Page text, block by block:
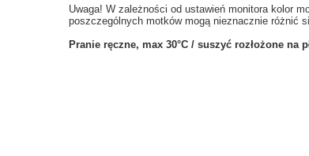
Uwaga! W zależności od ustawień monitora kolor
poszczególnych motków mogą nieznacznie różnić
Pranie ręczne, max 30°C / suszyć rozłożone na